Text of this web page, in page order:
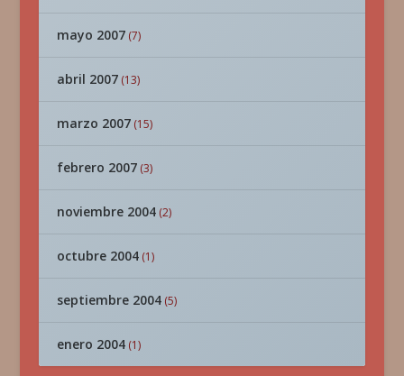
mayo 2007(7)
abril 2007(13)
marzo 2007(15)
febrero 2007(3)
noviembre 2004(2)
octubre 2004(1)
septiembre 2004(5)
enero 2004(1)